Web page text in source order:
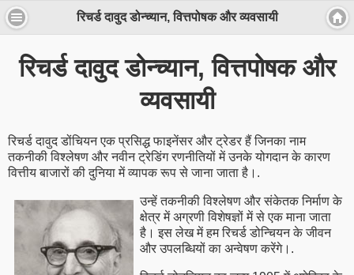
रिचर्ड दावुद डोन्च्यान, वित्तपोषक और व्यवसायी
रिचर्ड दावुद डोन्च्यान, वित्तपोषक और
व्यवसायी
रिचर्ड दावुद डोंचियन एक प्रसिद्ध फाइनेंसर और ट्रेडर हैं जिनका नाम
तकनीकी विश्लेषण और नवीन ट्रेडिंग रणनीतियों में उनके योगदान के कारण
वित्तीय बाजारों की दुनिया में व्यापक रूप से जाना जाता है।.
उन्हें तकनीकी विश्लेषण और संकेतक निर्माण के
क्षेत्र में अग्रणी विशेषज्ञों में से एक माना जाता
है। इस लेख में हम रिचर्ड डोन्चियन के जीवन
और उपलब्धियों का अन्वेषण करेंगे।.